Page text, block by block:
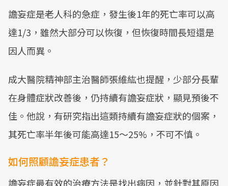
譫妄症是老人科的急症，發生後1年的死亡率可以高
達1/3，雖然大部分可以恢復，但恢復時間長短還是
因人而異。
成大醫院精神部主治醫師張維紘也提醒，少部分長輩
在身體症狀改善後，仍持續有譫妄症狀，顯見預後不
佳。他說，有研究指出這類持續有譫妄症狀的個案，
其死亡率半年後可能高達15～25%，不可不慎。
如何照顧譫妄症患者？
譫妄症最有效的治療方法是找出病因，並針對其原因